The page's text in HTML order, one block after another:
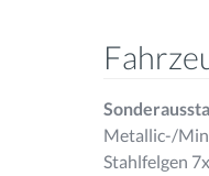
Metallic-/
Stahlfelgen